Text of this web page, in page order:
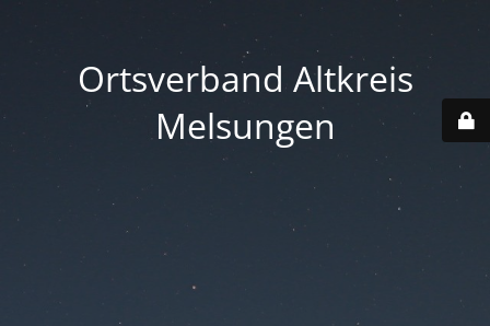
Ortsverband Altkreis
Melsungen